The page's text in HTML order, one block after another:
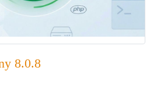
8.0.8